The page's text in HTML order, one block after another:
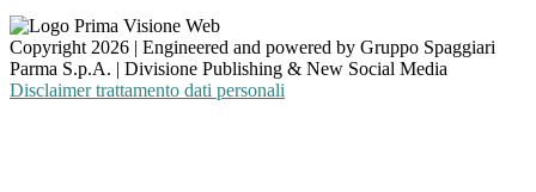
Copyright 2026 | Engineered and powered by Gruppo Spaggiari
Parma S.p.A. | Divisione Publishing & New Social Media
Disclaimer trattamento dati personali